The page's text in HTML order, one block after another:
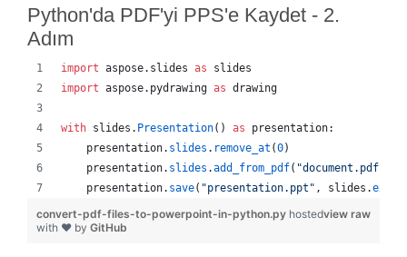
Python'da PDF'yi PPS'e Kaydet - 2.
Adım
import aspose. slides as
slides
import aspose. pydrawing as drawing
with slides . Presentation() as presentation:
presentation. slides . remove_at (0)
presentation. slides .add_from_pdf( "document.pdf"
presentation. save( "presentation.ppt" , slides .
view raw
convert-pdf-files-to-powerpoint-in-python.py hosted
with ❤ by GitHub